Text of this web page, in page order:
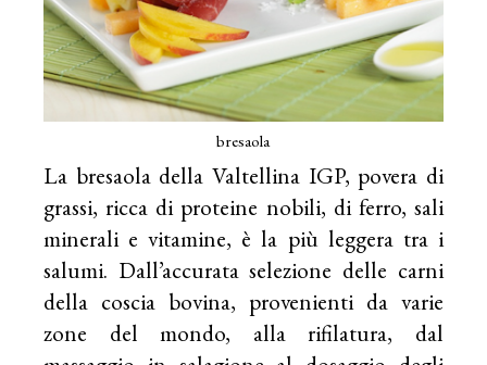
bresaola
La bresaola della Valtellina IGP, povera di
grassi, ricca di proteine nobili, di ferro, sali
minerali e vitamine, è la più leggera tra i
salumi. Dall’accurata selezione delle carni
della coscia bovina, provenienti da varie
zone del mondo, alla rifilatura, dal